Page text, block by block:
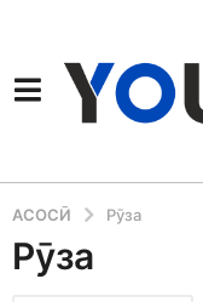
АСОСӢ Рӯза
Рӯза